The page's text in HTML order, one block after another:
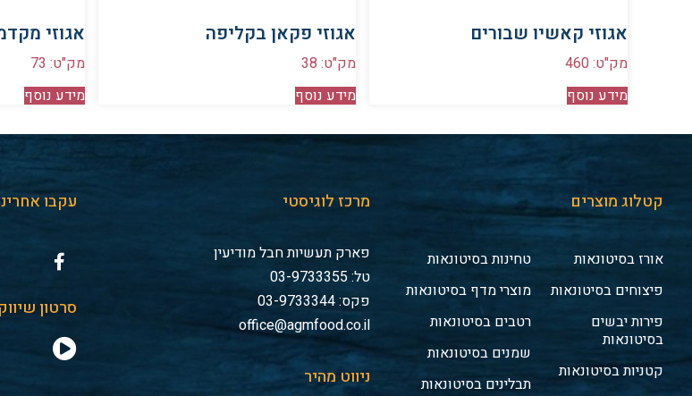
אגוזי קאשיו שבורים
מק"ט: 460
מידע נוסף
אגוזי פקאן בקליפה
מק"ט: 38
מידע נוסף
אגוזי
מק"ט: 73
מידע נוסף
קטלוג מוצרים
אורז בסיטונאות
פיצוחים בסיטונאות
פירות יבשים
בסיטונאות
קטניות בסיטונאות
טחינות בסיטונאות
מוצרי מדף בסיטונאות
רטבים בסיטונאות
שמנים בסיטונאות
תבלינים בסיטונאות
מרכז לוגיסטי
פארק תעשיות חבל מודיעין
טל: 03-9733355
פקס: 03-9733344
office@agmfood.co.il
ניווט מהיר
עקבו
סרטון